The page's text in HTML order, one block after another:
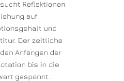
Reflektionen
auf
und
Der zeitliche
Anfängen der
bis in die
gespannt.